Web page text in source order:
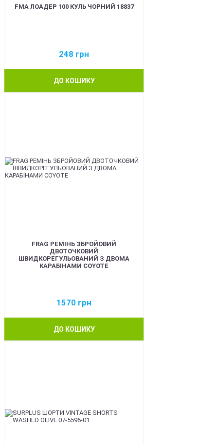
FMA ЛОАДЕР 100 КУЛЬ ЧОРНИЙ 18837
248 грн
ДО КОШИКУ
FRAG РЕМІНЬ ЗБРОЙОВИЙ
ДВОТОЧКОВИЙ
ШВИДКОРЕГУЛЬОВАНИЙ З ДВОМА
КАРАБІНАМИ COYOTE
1570 грн
ДО КОШИКУ